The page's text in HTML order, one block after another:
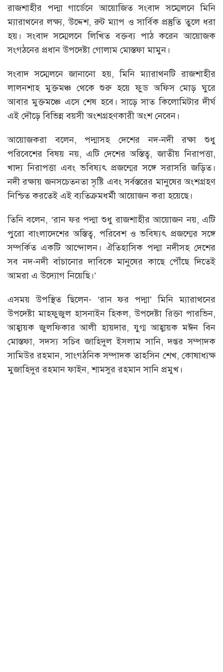
রাজশাহীর পদ্মা গার্ডেনে আয়োজিত সংবাদ সম্মেলনে মিনি
ম্যারাথনের লক্ষ্য, উদ্দেশ, রুট ম্যাপ ও সার্বিক প্রস্তুতি তুলে ধরা
হয়। সংবাদ সম্মেলনে লিখিত বক্তব্য পাঠ করেন আয়োজক
সংগঠনের প্রধান উপদেষ্টা গোলাম মোস্তফা মামুন।
সংবাদ সম্মেলনে জানানো হয়, মিনি ম্যারাথনটি রাজশাহীর
লালনশাহ মুক্তমঞ্চ থেকে শুরু হয়ে ফুড অফিস মোড় ঘুরে
আবার মুক্তমঞ্চে এসে শেষ হবে। সাড়ে সাত কিলোমিটার দীর্ঘ
এই দৌড়ে বিভিন্ন বয়সী অংশগ্রহণকারী অংশ নেবেন।
আয়োজকরা বলেন, পদ্মাসহ দেশের নদ-নদী রক্ষা শুধু
পরিবেশের বিষয় নয়, এটি দেশের অস্তিত্ব, জাতীয় নিরাপত্তা,
খাদ্য নিরাপত্তা এবং ভবিষ্যৎ প্রজন্মের সঙ্গে সরাসরি জড়িত।
নদী রক্ষায় জনসচেতনতা সৃষ্টি এবং সর্বস্তরের মানুষের অংশগ্রহণ
নিশ্চিত করতেই এই ব্যতিক্রমধর্মী আয়োজন করা হয়েছে।
তিনি বলেন, ‘রান ফর পদ্মা শুধু রাজশাহীর আয়োজন নয়, এটি
পুরো বাংলাদেশের অস্তিত্ব, পরিবেশ ও ভবিষ্যৎ প্রজন্মের সঙ্গে
সম্পর্কিত একটি আন্দোলন। ঐতিহাসিক পদ্মা নদীসহ দেশের
সব নদ-নদী বাঁচানোর দাবিকে মানুষের কাছে পৌঁছে দিতেই
আমরা এ উদ্যোগ নিয়েছি।’
এসময় উপস্থিত ছিলেন- ‘রান ফর পদ্মা’ মিনি ম্যারাথনের
উপদেষ্টা মাহফুজুল হাসনাইন হিকল, উপদেষ্টা রিক্তা পারভিন,
আহ্বায়ক জুলফিকার আলী হায়দার, যুগ্ম আহ্বায়ক মঈন বিন
মোস্তফা, সদস্য সচিব জাহিদুল ইসলাম সানি, দপ্তর সম্পাদক
সামিউর রহমান, সাংগঠনিক সম্পাদক তাহসিন শেখ, কোষাধ্যক্ষ
মুজাহিদুর রহমান ফাইন, শামসুর রহমান সানি প্রমুখ।